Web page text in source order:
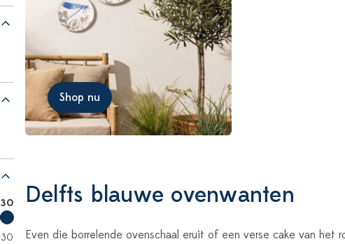
30
30
Shop nu
Delfts blauwe ovenwanten
Even die borrelende ovenschaal eruit of een verse cake van